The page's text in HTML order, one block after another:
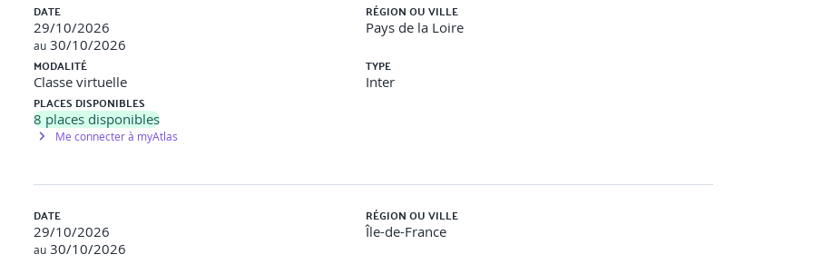
IoT
GS1,
DATE
29/10/2026
au 30/10/2026
RÉGION OU VILLE
Pays de la Loire
MODALITÉ
Classe virtuelle
TYPE
Inter
PLACES DISPONIBLES
8 places disponibles
Me connecter à myAtlas
DATE
29/10/2026
au 30/10/2026
RÉGION OU VILLE
Île-de-France